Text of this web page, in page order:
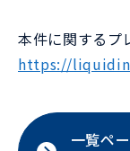
本件に関するプ
https://
一覧ペー